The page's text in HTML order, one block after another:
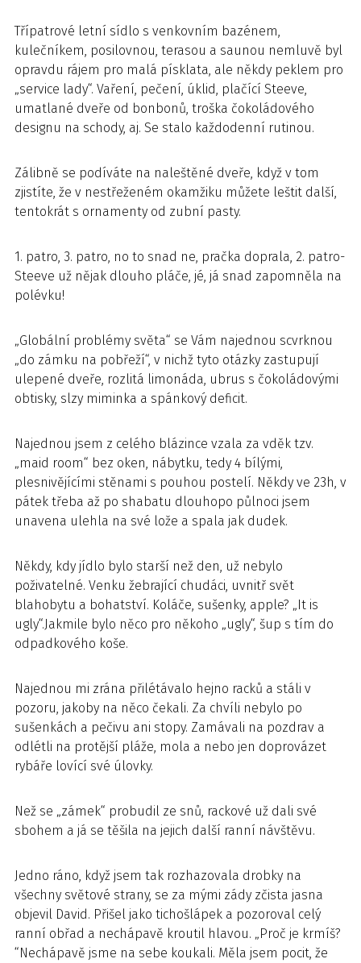
Třípatrové letní sídlo s venkovním bazénem,
kulečníkem, posilovnou, terasou a saunou nemluvě byl
opravdu rájem pro malá písklata, ale někdy peklem pro
„service lady“. Vaření, pečení, úklid, plačící Steeve,
umatlané dveře od bonbonů, troška čokoládového
designu na schody, aj. Se stalo každodenní rutinou.
Zálibně se podíváte na naleštěné dveře, když v tom
zjistíte, že v nestřeženém okamžiku můžete leštit další,
tentokrát s ornamenty od zubní pasty.
1. patro, 3. patro, no to snad ne, pračka doprala, 2. patro-
Steeve už nějak dlouho pláče, jé, já snad zapomněla na
polévku!
„Globální problémy světa“ se Vám najednou scvrknou
„do zámku na pobřeží“, v nichž tyto otázky zastupují
ulepené dveře, rozlitá limonáda, ubrus s čokoládovými
obtisky, slzy miminka a spánkový deficit.
Najednou jsem z celého blázince vzala za vděk tzv.
„maid room“ bez oken, nábytku, tedy 4 bílými,
plesnivějícími stěnami s pouhou postelí. Někdy ve 23h, v
pátek třeba až po shabatu dlouhopo půlnoci jsem
unavena ulehla na své lože a spala jak dudek.
Někdy, kdy jídlo bylo starší než den, už nebylo
poživatelné. Venku žebrající chudáci, uvnitř svět
blahobytu a bohatství. Koláče, sušenky, apple? „It is
ugly“.Jakmile bylo něco pro někoho „ugly“, šup s tím do
odpadkového koše.
Najednou mi zrána přilétávalo hejno racků a stáli v
pozoru, jakoby na něco čekali. Za chvíli nebylo po
sušenkách a pečivu ani stopy. Zamávali na pozdrav a
odlétli na protější pláže, mola a nebo jen doprovázet
rybáře lovící své úlovky.
Než se „zámek“ probudil ze snů, rackové už dali své
sbohem a já se těšila na jejich další ranní návštěvu.
Jedno ráno, když jsem tak rozhazovala drobky na
všechny světové strany, se za mými zády zčista jasna
objevil David. Přišel jako tichošlápek a pozoroval celý
ranní obřad a nechápavě kroutil hlavou. „Proč je krmíš?
“Nechápavě jsme na sebe koukali. Měla jsem pocit, že